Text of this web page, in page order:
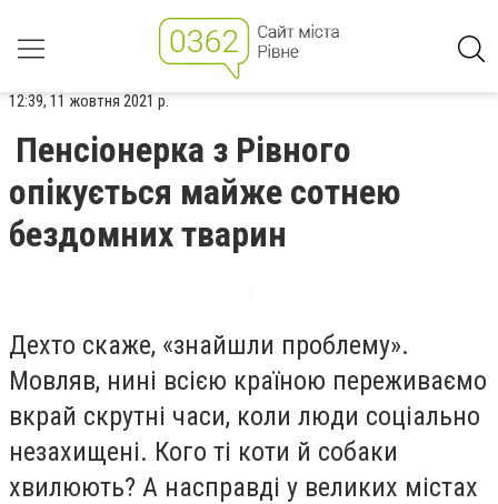
12:39, 11 жовтня 2021 р.
Пенсіонерка з Рівного
опікується майже сотнею
бездомних тварин
Дехто скаже, «знайшли проблему».
Мовляв, нині всією країною переживаємо
вкрай скрутні часи, коли люди соціально
незахищені. Кого ті коти й собаки
хвилюють? А насправді у великих містах